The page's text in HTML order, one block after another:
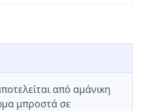
από αμάνικη
μπροστά σε